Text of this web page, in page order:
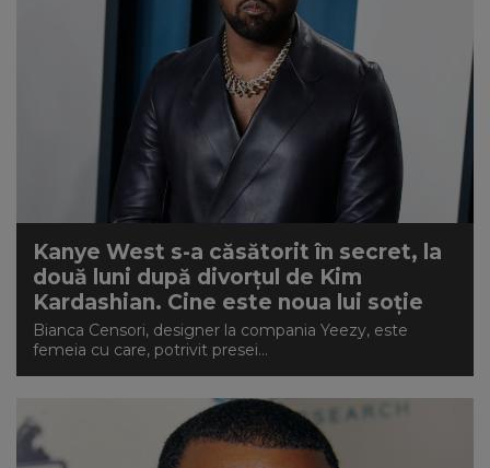
Kanye West s-a căsătorit în secret, la
două luni după divorțul de Kim
Kardashian. Cine este noua lui soție
Bianca Censori, designer la compania Yeezy, este
femeia cu care, potrivit presei...